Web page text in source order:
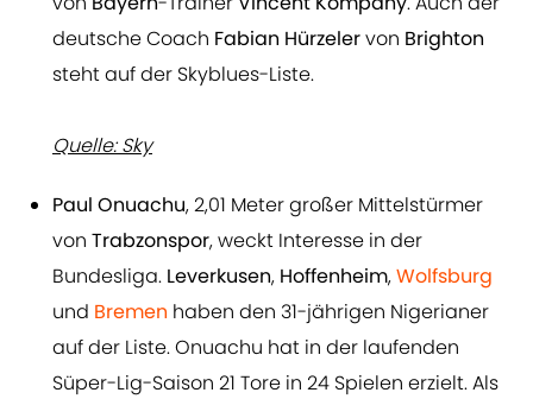
deutsche Coach Fabian Hürzelervon Brighton
steht auf der Skyblues-Liste.
Quelle: Sky
Paul Onuachu, 2,01 Meter großer Mittelstürmer
von Trabzonspor, weckt Interesse in der
Bundesliga. Leverkusen, Hoffenheim,Wolfsburg
und Bremen haben den 31-jährigen Nigerianer
auf der Liste. Onuachu hat in der laufenden
Süper-Lig-Saison 21 Tore in 24 Spielen erzielt. Als